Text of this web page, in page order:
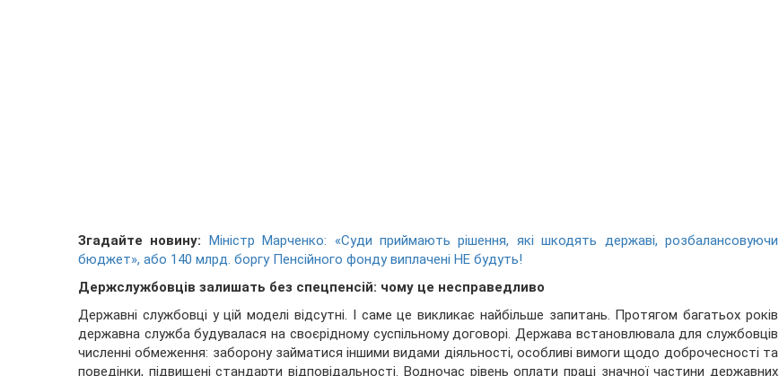
Згадайте новину:
Міністр Марченко: «Суди приймають рішення, які шкодять державі, розбалансовуючи
бюджет», або 140 млрд. боргу Пенсійного фонду виплачені НЕ будуть!
Держслужбовців залишать без спецпенсій: чому це несправедливо
Державні службовці у цій моделі відсутні. І саме це викликає найбільше запитань. Протягом багатьох років
державна служба будувалася на своєрідному суспільному договорі. Держава встановлювала для службовців
численні обмеження: заборону займатися іншими видами діяльності, особливі вимоги щодо доброчесності та
поведінки, підвищені стандарти відповідальності. Водночас рівень оплати праці значної частини державних